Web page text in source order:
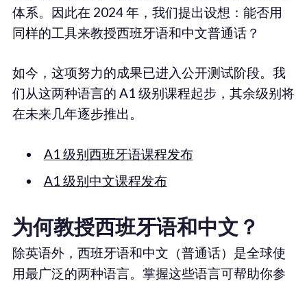
体系。因此在 2024 年，我们提出设想：能否用
同样的工具来教授西班牙语和中文普通话？
如今，这项努力的成果已进入公开测试阶段。我
们从这两种语言的 A1 级别课程起步，其余级别将
在未来几年逐步推出。
A1 级别西班牙语课程发布
A1 级别中文课程发布
为何教授西班牙语和中文？
除英语外，西班牙语和中文（普通话）是全球使
用最广泛的两种语言。掌握这些语言可帮助你参